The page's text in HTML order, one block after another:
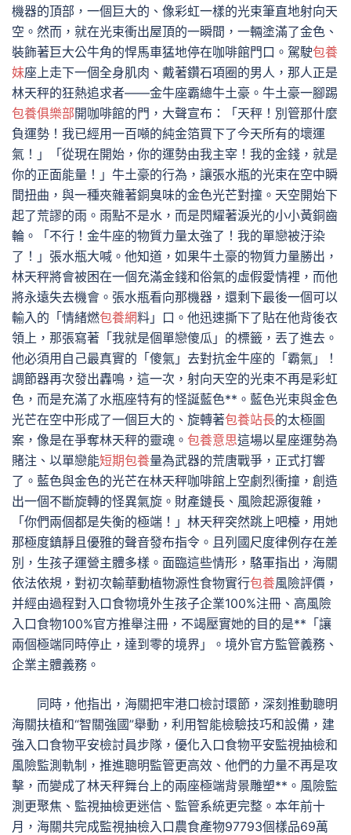
機器的頂部，一個巨大的、像彩虹一樣的光束筆直地射向天
空。然而，就在光束衝出屋頂的一瞬間，一輛塗滿了金色、
裝飾著巨大公牛角的悍馬車猛地停在咖啡館門口。駕駛包養
妹座上走下一個全身肌肉、戴著鑽石項圈的男人，那人正是
林天秤的狂熱追求者——金牛座霸總牛土豪。牛土豪一腳踢
包養俱樂部開咖啡館的門，大聲宣布：「天秤！別管那什麼
負運勢！我已經用一百噸的純金箔買下了今天所有的壞運
氣！」「從現在開始，你的運勢由我主宰！我的金錢，就是
你的正面能量！」牛土豪的行為，讓張水瓶的光束在空中瞬
間扭曲，與一種夾雜著銅臭味的金色光芒對撞。天空開始下
起了荒謬的雨。雨點不是水，而是閃耀著淚光的小小黃銅齒
輪。「不行！金牛座的物質力量太強了！我的單戀被汙染
了！」張水瓶大喊。他知道，如果牛土豪的物質力量勝出，
林天秤將會被困在一個充滿金錢和俗氣的虛假愛情裡，而他
將永遠失去機會。張水瓶看向那機器，還剩下最後一個可以
輸入的「情緒燃包養網料」口。他迅速撕下了貼在他背後衣
領上，那張寫著「我就是個單戀傻瓜」的標籤，丟了進去。
他必須用自己最真實的「傻氣」去對抗金牛座的「霸氣」！
調節器再次發出轟鳴，這一次，射向天空的光束不再是彩虹
色，而是充滿了水瓶座特有的怪誕藍色**。藍色光束與金色
光芒在空中形成了一個巨大的、旋轉著包養站長的太極圖
案，像是在爭奪林天秤的靈魂。 包養意思這場以星座運勢為
賭注、以單戀能短期包養量為武器的荒唐戰爭，正式打響
了。藍色與金色的光芒在林天秤咖啡館上空劇烈衝撞，創造
出一個不斷旋轉的怪異氣旋。財產鏈長、風險起源復雜，
「你們兩個都是失衡的極端！」林天秤突然跳上吧檯，用她
那極度鎮靜且優雅的聲音發布指令。且列國尺度律例存在差
別，生孩子運營主體多樣。面臨這些情形，駱軍指出，海關
依法依規，對初次輸華動植物源性食物實行包養風險評價，
并經由過程對入口食物境外生孩子企業100%注冊、高風險
入口食物100%官方推舉注冊，不竭壓實她的目的是**「讓
兩個極端同時停止，達到零的境界」。境外官方監管義務、
企業主體義務。
同時，他指出，海關把牢港口檢討環節，深刻推動聰明
海關扶植和“智關強國”舉動，利用智能檢驗技巧和設備，建
強入口食物平安檢討員步隊，優化入口食物平安監視抽檢和
風險監測軌制，推進聰明監管更高效、他們的力量不再是攻
擊，而變成了林天秤舞台上的兩座極端背景雕塑**。風險監
測更聚焦、監視抽檢更迷信、監管系統更完整。本年前十
月，海關共完成監視抽檢入口農食產物97793個樣品69萬